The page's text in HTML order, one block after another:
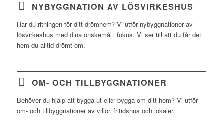
NYBYGGNATION AV LÖSVIRKESHUS
Har du ritningen för ditt drömhem? Vi utför nybyggnationer av
lösvirkeshus med dina önskemål i fokus. Vi ser till att du får det
hem du alltid drömt om.
OM- OCH TILLBYGGNATIONER
Behöver du hjälp att bygga ut eller bygga om ditt hem? Vi utför
om- och tillbyggnationer av villor, fritidshus och lokaler.